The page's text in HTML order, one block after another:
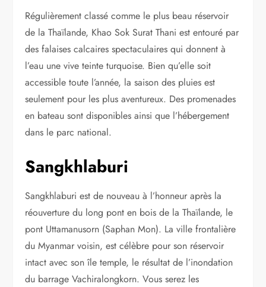
Régulièrement classé comme le plus beau réservoir
de la Thaïlande, Khao Sok Surat Thani est entouré par
des falaises calcaires spectaculaires qui donnent à
l’eau une vive teinte turquoise. Bien qu’elle soit
accessible toute l’année, la saison des pluies est
seulement pour les plus aventureux. Des promenades
en bateau sont disponibles ainsi que l’hébergement
dans le parc national.
Sangkhlaburi
Sangkhlaburi est de nouveau à l’honneur après la
réouverture du long pont en bois de la Thaïlande, le
pont Uttamanusorn (Saphan Mon). La ville frontalière
du Myanmar voisin, est célèbre pour son réservoir
intact avec son île temple, le résultat de l’inondation
du barrage Vachiralongkorn. Vous serez les